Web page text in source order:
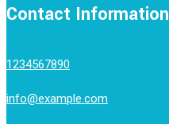
Contact Information
1234567890
info@example.com